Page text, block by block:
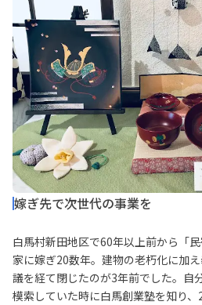
嫁ぎ先で次世代の事業を
白馬村新田地区で60年以上前から「
家に嫁ぎ20数年。建物の老朽化に加
議を経て閉じたのが3年前でした。自
模索していた時に白馬創業塾を知り